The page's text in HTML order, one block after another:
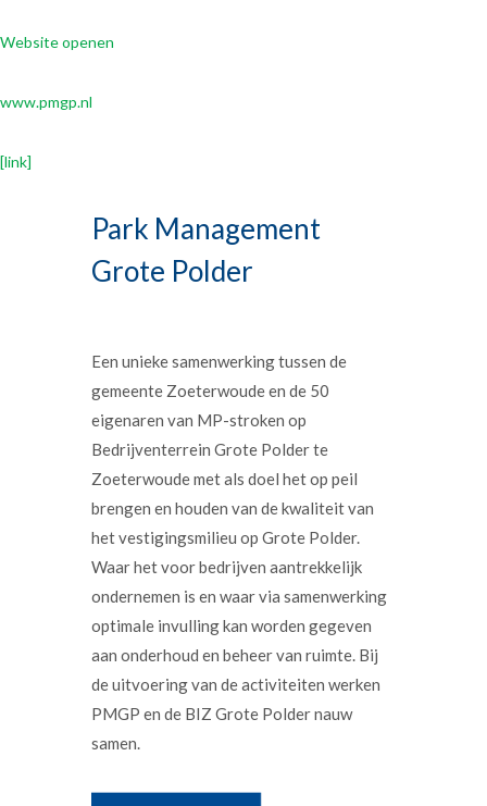
Website openen
www.pmgp.nl
[link]
Park Management
Grote Polder
Een unieke samenwerking tussen de
gemeente Zoeterwoude en de 50
eigenaren van MP-stroken op
Bedrijventerrein Grote Polder te
Zoeterwoude met als doel het op peil
brengen en houden van de kwaliteit van
het vestigingsmilieu op Grote Polder.
Waar het voor bedrijven aantrekkelijk
ondernemen is en waar via samenwerking
optimale invulling kan worden gegeven
aan onderhoud en beheer van ruimte. Bij
de uitvoering van de activiteiten werken
PMGP en de BIZ Grote Polder nauw
samen.